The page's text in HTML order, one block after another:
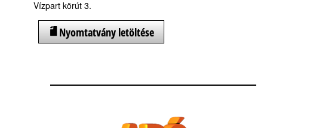
Vízpart körút 3.
Nyomtatvány letöltése